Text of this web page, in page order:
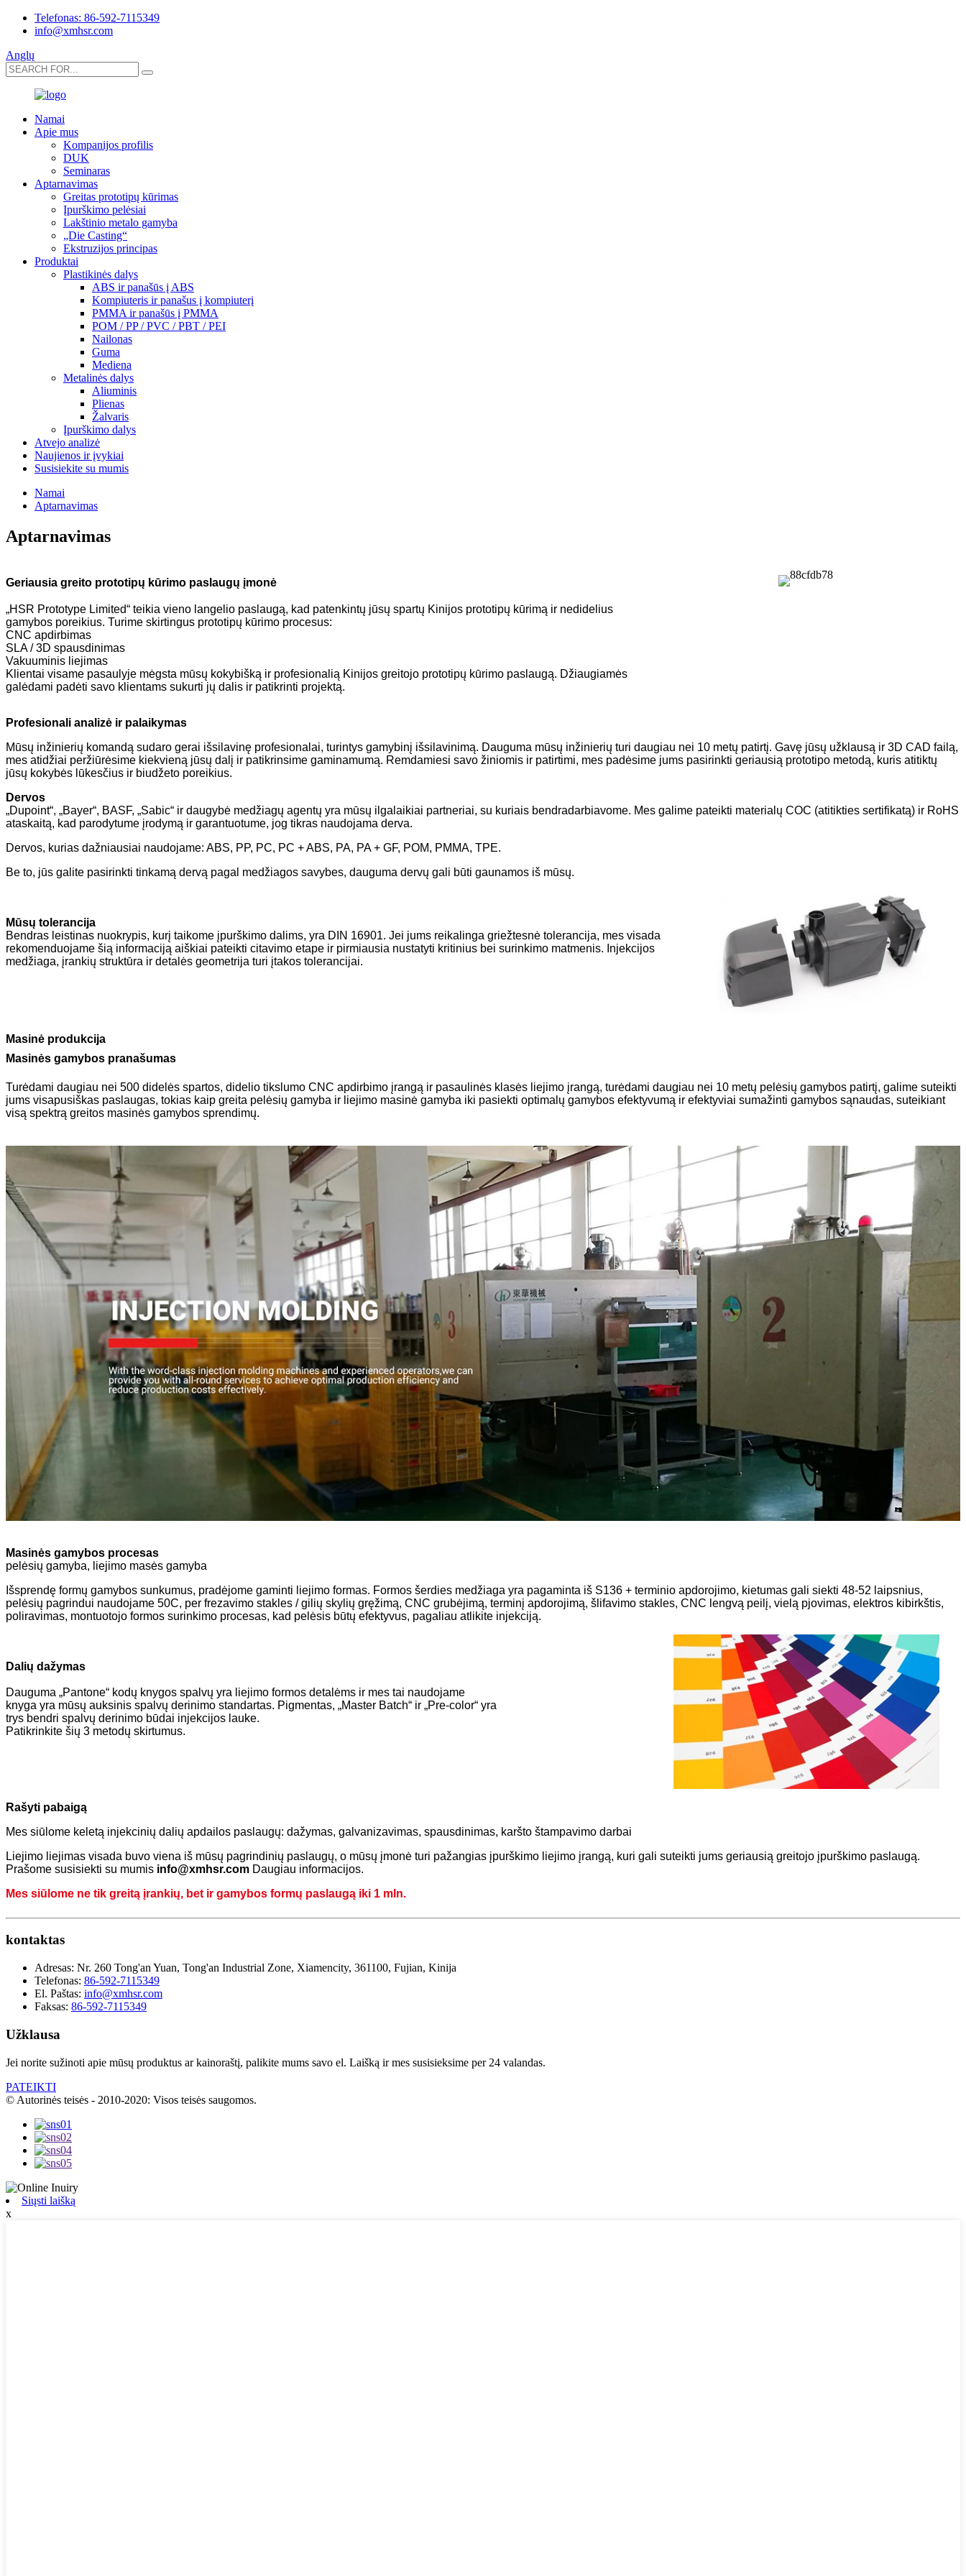
Telefonas: 86-592-7115349
info@xmhsr.com
Anglų
Namai
Apie mus
Kompanijos profilis
DUK
Seminaras
Aptarnavimas
Greitas prototipų kūrimas
Įpurškimo pelėsiai
Lakštinio metalo gamyba
„Die Casting“
Ekstruzijos principas
Produktai
Plastikinės dalys
ABS ir panašūs į ABS
Kompiuteris ir panašus į kompiuterį
PMMA ir panašūs į PMMA
POM / PP / PVC / PBT / PEI
Nailonas
Guma
Mediena
Metalinės dalys
Aliuminis
Plienas
Žalvaris
Įpurškimo dalys
Atvejo analizė
Naujienos ir įvykiai
Susisiekite su mumis
Namai
Aptarnavimas
Aptarnavimas
Geriausia greito prototipų kūrimo paslaugų įmonė
„HSR Prototype Limited“ teikia vieno langelio paslaugą, kad patenkintų jūsų spartų Kinijos prototipų kūrimą ir nedidelius
gamybos poreikius. Turime skirtingus prototipų kūrimo procesus:
CNC apdirbimas
SLA / 3D spausdinimas
Vakuuminis liejimas
Klientai visame pasaulyje mėgsta mūsų kokybišką ir profesionalią Kinijos greitojo prototipų kūrimo paslaugą. Džiaugiamės
galėdami padėti savo klientams sukurti jų dalis ir patikrinti projektą.
Profesionali analizė ir palaikymas
Mūsų inžinierių komandą sudaro gerai išsilavinę profesionalai, turintys gamybinį išsilavinimą. Dauguma mūsų inžinierių turi daugiau nei 10 metų patirtį. Gavę jūsų užklausą ir 3D CAD failą,
mes atidžiai peržiūrėsime kiekvieną jūsų dalį ir patikrinsime gaminamumą. Remdamiesi savo žiniomis ir patirtimi, mes padėsime jums pasirinkti geriausią prototipo metodą, kuris atitiktų
jūsų kokybės lūkesčius ir biudžeto poreikius.
Dervos
„Dupoint“, „Bayer“, BASF, „Sabic“ ir daugybė medžiagų agentų yra mūsų ilgalaikiai partneriai, su kuriais bendradarbiavome. Mes galime pateikti materialų COC (atitikties sertifikatą) ir RoHS
ataskaitą, kad parodytume įrodymą ir garantuotume, jog tikras naudojama derva.
Dervos, kurias dažniausiai naudojame: ABS, PP, PC, PC + ABS, PA, PA + GF, POM, PMMA, TPE.
Be to, jūs galite pasirinkti tinkamą dervą pagal medžiagos savybes, dauguma dervų gali būti gaunamos iš mūsų.
Mūsų tolerancija
Bendras leistinas nuokrypis, kurį taikome įpurškimo dalims, yra DIN 16901. Jei jums reikalinga griežtesnė tolerancija, mes visada
rekomenduojame šią informaciją aiškiai pateikti citavimo etape ir pirmiausia nustatyti kritinius bei surinkimo matmenis. Injekcijos
medžiaga, įrankių struktūra ir detalės geometrija turi įtakos tolerancijai.
Masinė produkcija
Masinės gamybos pranašumas
Turėdami daugiau nei 500 didelės spartos, didelio tikslumo CNC apdirbimo įrangą ir pasaulinės klasės liejimo įrangą, turėdami daugiau nei 10 metų pelėsių gamybos patirtį, galime suteikti
jums visapusiškas paslaugas, tokias kaip greita pelėsių gamyba ir liejimo masinė gamyba iki pasiekti optimalų gamybos efektyvumą ir efektyviai sumažinti gamybos sąnaudas, suteikiant
visą spektrą greitos masinės gamybos sprendimų.
Masinės gamybos procesas
pelėsių gamyba, liejimo masės gamyba
Išsprendę formų gamybos sunkumus, pradėjome gaminti liejimo formas. Formos šerdies medžiaga yra pagaminta iš S136 + terminio apdorojimo, kietumas gali siekti 48-52 laipsnius,
pelėsių pagrindui naudojame 50C, per frezavimo stakles / gilių skylių gręžimą, CNC grubėjimą, terminį apdorojimą, šlifavimo stakles, CNC lengvą peilį, vielą pjovimas, elektros kibirkštis,
poliravimas, montuotojo formos surinkimo procesas, kad pelėsis būtų efektyvus, pagaliau atlikite injekciją.
Dalių dažymas
Dauguma „Pantone“ kodų knygos spalvų yra liejimo formos detalėms ir mes tai naudojame
knyga yra mūsų auksinis spalvų derinimo standartas. Pigmentas, „Master Batch“ ir „Pre-color“ yra
trys bendri spalvų derinimo būdai injekcijos lauke.
Patikrinkite šių 3 metodų skirtumus.
Rašyti pabaigą
Mes siūlome keletą injekcinių dalių apdailos paslaugų: dažymas, galvanizavimas, spausdinimas, karšto štampavimo darbai
Liejimo liejimas visada buvo viena iš mūsų pagrindinių paslaugų, o mūsų įmonė turi pažangias įpurškimo liejimo įrangą, kuri gali suteikti jums geriausią greitojo įpurškimo paslaugą.
Prašome susisiekti su mumis info@xmhsr.com Daugiau informacijos.
Mes siūlome ne tik greitą įrankių, bet ir gamybos formų paslaugą iki 1 mln.
kontaktas
Adresas: Nr. 260 Tong'an Yuan, Tong'an Industrial Zone, Xiamencity, 361100, Fujian, Kinija
Telefonas: 86-592-7115349
El. Paštas: info@xmhsr.com
Faksas: 86-592-7115349
Užklausa
Jei norite sužinoti apie mūsų produktus ar kainoraštį, palikite mums savo el. Laišką ir mes susisieksime per 24 valandas.
PATEIKTI
© Autorinės teisės - 2010-2020: Visos teisės saugomos.
Siųsti laišką
x